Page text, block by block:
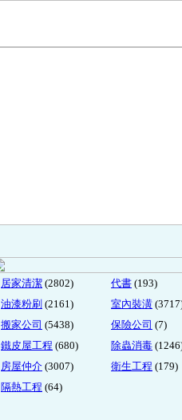
居家清潔 (2802) 代書 (193)
油漆粉刷 (2161) 室內裝潢
搬家公司 (5438) 保險公司 (7)
鐵皮屋工程 (680) 除蟲消毒
房屋仲介 (3007) 衛生工程 (179)
隔熱工程 (64)